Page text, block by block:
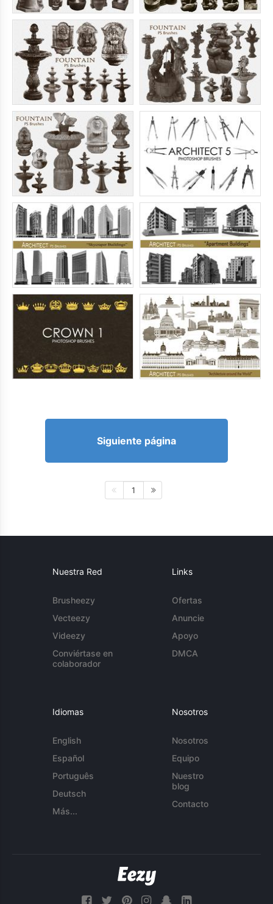
Siguiente página
1
Nuestra Red
Brusheezy
Vecteezy
Videezy
Conviértase en
colaborador
Links
Ofertas
Anuncie
Apoyo
DMCA
Idiomas
English
Español
Português
Deutsch
Más...
Nosotros
Nosotros
Equipo
Nuestro
blog
Contacto